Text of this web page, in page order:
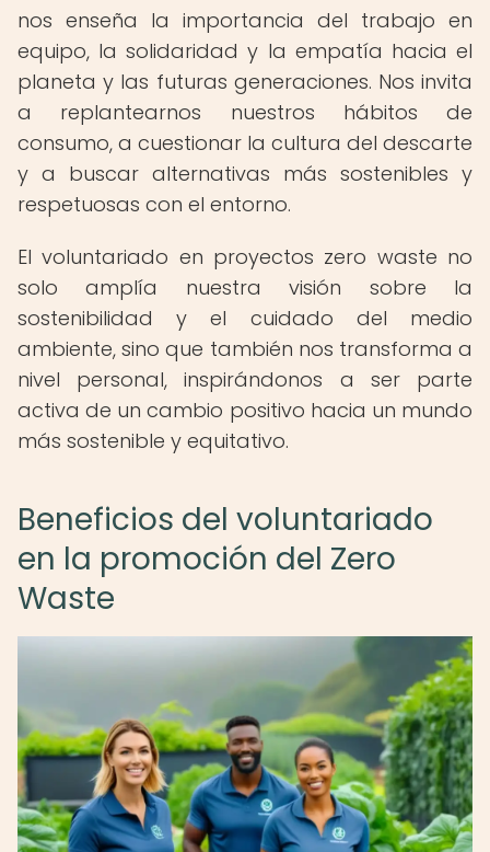
nos enseña la importancia del trabajo en
equipo, la solidaridad y la empatía hacia el
planeta y las futuras generaciones. Nos invita
a replantearnos nuestros hábitos de
consumo, a cuestionar la cultura del descarte
y a buscar alternativas más sostenibles y
respetuosas con el entorno.
El voluntariado en proyectos zero waste no
solo amplía nuestra visión sobre la
sostenibilidad y el cuidado del medio
ambiente, sino que también nos transforma a
nivel personal, inspirándonos a ser parte
activa de un cambio positivo hacia un mundo
más sostenible y equitativo.
Beneficios del voluntariado
en la promoción del Zero
Waste